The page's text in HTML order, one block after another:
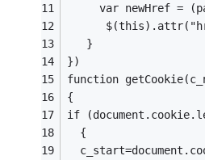
var newHref =
   }
})
function
{
if
  {